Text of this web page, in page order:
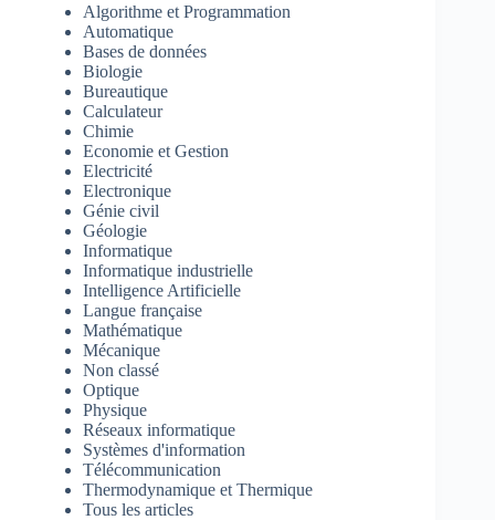
Algorithme et Programmation
Automatique
Bases de données
Biologie
Bureautique
Calculateur
Chimie
Economie et Gestion
Electricité
Electronique
Génie civil
Géologie
Informatique
Informatique industrielle
Intelligence Artificielle
Langue française
Mathématique
Mécanique
Non classé
Optique
Physique
Réseaux informatique
Systèmes d'information
Télécommunication
Thermodynamique et Thermique
Tous les articles